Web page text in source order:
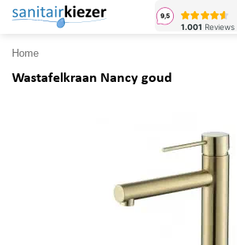
Ga
inhoud
Home
Wastafelkraan Nancy goud